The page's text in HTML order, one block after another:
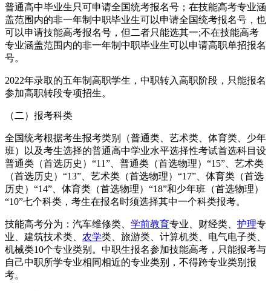
普通高中毕业生只可申请全国统考报名号；在技能高考专业涵
盖范围内的非一年制中职毕业生可以申请全国统考报名号，也
可以申请技能高考报名号，但二者只能选其一;不在技能高考
专业涵盖范围内的非一年制中职毕业生可以申请高职单招报名
号。
2022年录取的五年制高职学生，中职转入高职阶段，只能报名
参加高职转段专项招生。
（二）报考科类
全国统考根据考生报考类别（普通类、艺术类、体育类、少年
班）以及考生选择的普通高中学业水平选择性考试首选科目设
普通类（首选历史）“11”、普通类（首选物理）“15”、艺术类
（首选历史）“13”、艺术类（首选物理）“17”、体育类（首选
历史）“14”、体育类（首选物理）“18”和少年班（首选物理）
“10”七个科类，考生在报名时须选择其中一个科类报考。
技能高考分为：汽车维修类、 学前教育专业、财经类、 护理专
业、建筑技术类、 农学类、旅游类、计算机类、电气电子类、
机械类10个专业类别。中职生报名参加技能高考，只能报考与
自己中职所学专业相同相近的专业类别，不得跨专业类别报
考。